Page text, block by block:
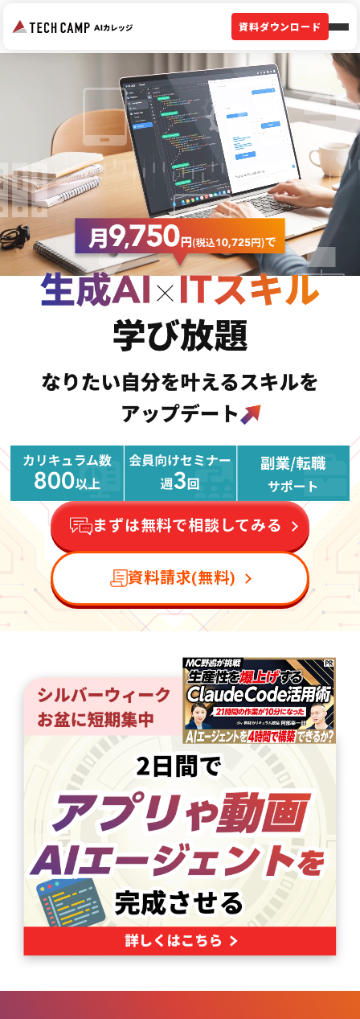
資料ダウンロード
まずは無料で相談してみる
資料請求(無料)